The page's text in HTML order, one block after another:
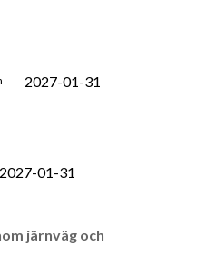
2027-01-31
2027-01-31
järnväg och